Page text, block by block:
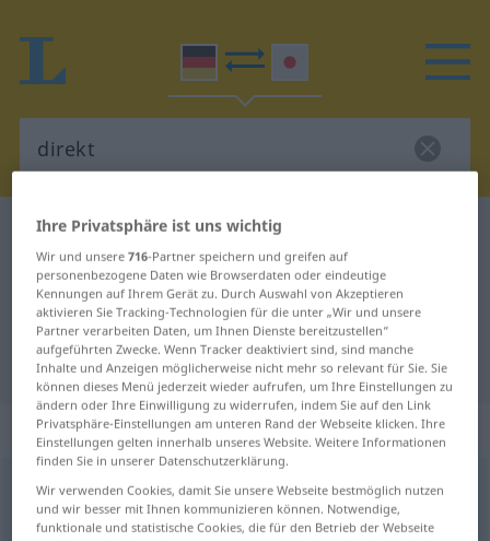
Deutsch-Japanisch Wörterbuch
Deutsch-Japanisch Übersetzung
für "direkt"
"direkt" Japanisch Übersetzung
„direkt“
direkt
Übersicht aller Übersetzungen
Ihre Privatsphäre ist uns wichtig
Wir und unsere716-Partner speichern und greifen auf
personenbezogene Daten wie Browserdaten oder eindeutige
Kennungen auf Ihrem Gerät zu. Durch Auswahl von Akzeptieren
aktivieren Sie Tracking-Technologien für die unter „Wir und unsere
Partner verarbeiten Daten, um Ihnen Dienste bereitzustellen“
aufgeführten Zwecke. Wenn Tracker deaktiviert sind, sind manche
Inhalte und Anzeigen möglicherweise nicht mehr so relevant für Sie. Sie
können dieses Menü jederzeit wieder aufrufen, um Ihre Einstellungen zu
ändern oder Ihre Einwilligung zu widerrufen, indem Sie auf den Link
Privatsphäre-Einstellungen am unteren Rand der Webseite klicken. Ihre
Einstellungen gelten innerhalb unseres Website. Weitere Informationen
finden Sie in unserer Datenschutzerklärung.
Wir verwenden Cookies, damit Sie unsere Webseite bestmöglich nutzen
und wir besser mit Ihnen kommunizieren können. Notwendige,
funktionale und statistische Cookies, die für den Betrieb der Webseite